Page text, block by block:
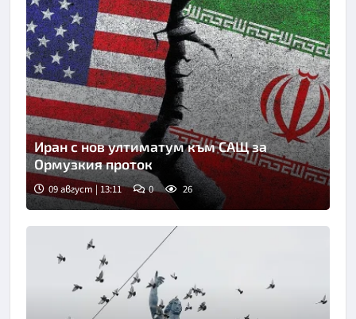
Иран с нов ултиматум към САЩ за
Ормузкия проток
09 август | 13:11 0 26